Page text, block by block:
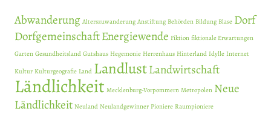
Abwanderung Alterszuwanderung Anstiftung Behörden Bildung Blase Dorf
DorfgemeinschaftEnergiewende Fiktion fiktionale Erwartungen
Garten Gesundheitsland Gutshaus Hegemonie Herrenhaus Hinterland Idylle Internet
Kultur Kulturgeografie Land LandlustLandwirtschaft
Ländlichkeit Mecklenburg-Vorpommern Metropolen Neue
Ländlichkeit Neuland Neulandgewinner Pioniere Raumpioniere